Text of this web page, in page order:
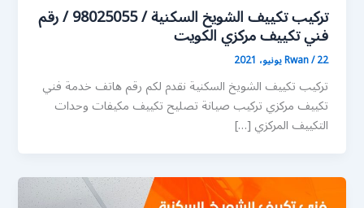
تركيب تكييف الشويخ السكنية / 98025055 / رقم
فني تكييف مركزي الكويت
Rwan/22 يونيو، 2021
تركيب تكييف الشويخ السكنية نقدم لكم رقم هاتف خدمة فني
تكييف مركزي تركيب صيانة تصليح تكييف مكيفات وحدات
التكييف المركزي […]